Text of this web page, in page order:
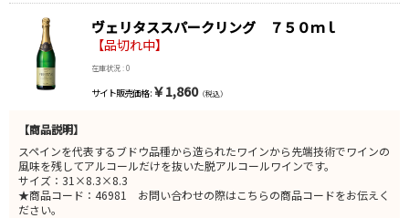
ヴェリタススパークリング ７５０ｍｌ
【品切れ中】
在庫状況 : 0
サイト販売価格 : ￥1,860（税込）
【商品説明】
スペインを代表するブドウ品種から造られたワインから先端技術でワインの
風味を残してアルコールだけを抜いた脱アルコールワインです。
サイズ：31×8.3×8.3
★商品コード：46981 お問い合わせの際はこちらの商品コードをお伝えく
ださい。